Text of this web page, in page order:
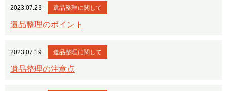
2023.07.23 遺品整理に関して
遺品整理のポイント
2023.07.19 遺品整理に関して
遺品整理の注意点